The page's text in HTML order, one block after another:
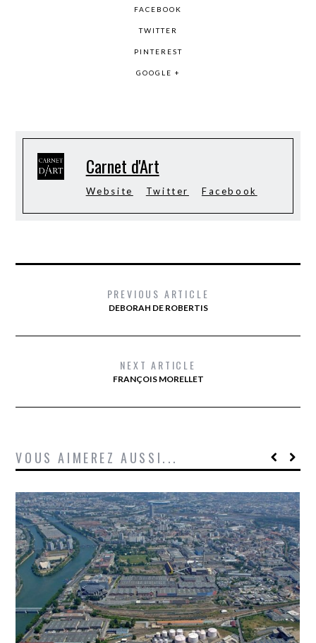
FACEBOOK
TWITTER
PINTEREST
GOOGLE +
Carnet d'Art
Website Twitter Facebook
PREVIOUS ARTICLE
DEBORAH DE ROBERTIS
NEXT ARTICLE
FRANÇOIS MORELLET
VOUS AIMEREZ AUSSI...